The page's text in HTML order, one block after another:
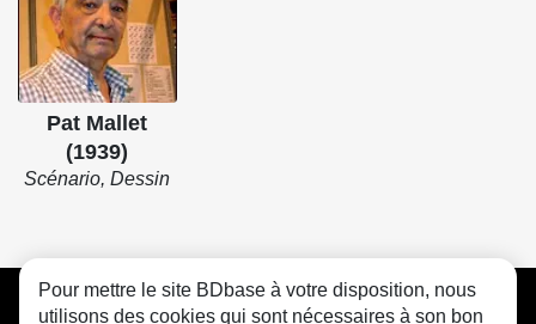
Pat Mallet
(1939)
Scénario, Dessin
CGU FAQ Contact Cookies
Pour mettre le site BDbase à votre disposition, nous
utilisons des cookies qui sont nécessaires à son bon